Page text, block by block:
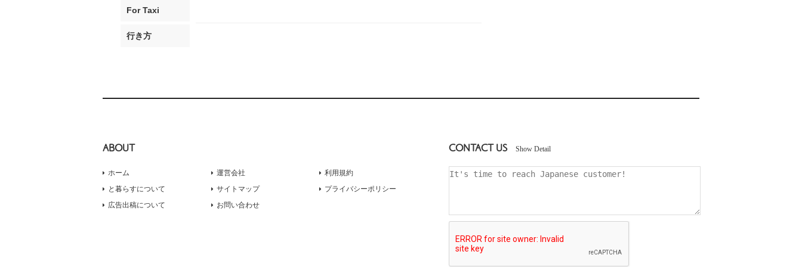
For Taxi
行き方
ABOUT
ホーム
と暮らすについて
広告出稿について
運営会社
サイトマップ
お問い合わせ
利用規約
プライバシーポリシー
CONTACT US Show Detail